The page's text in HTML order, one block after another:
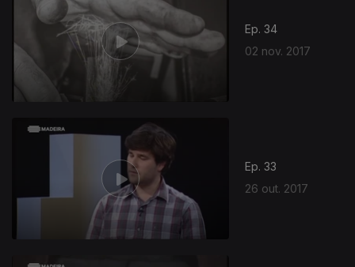
Ep. 34
02 nov. 2017
Ep. 33
26 out. 2017